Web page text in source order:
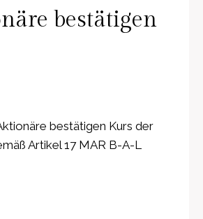
bestätigen
bestätigen Kurs der
Artikel 17 MAR B-A-L